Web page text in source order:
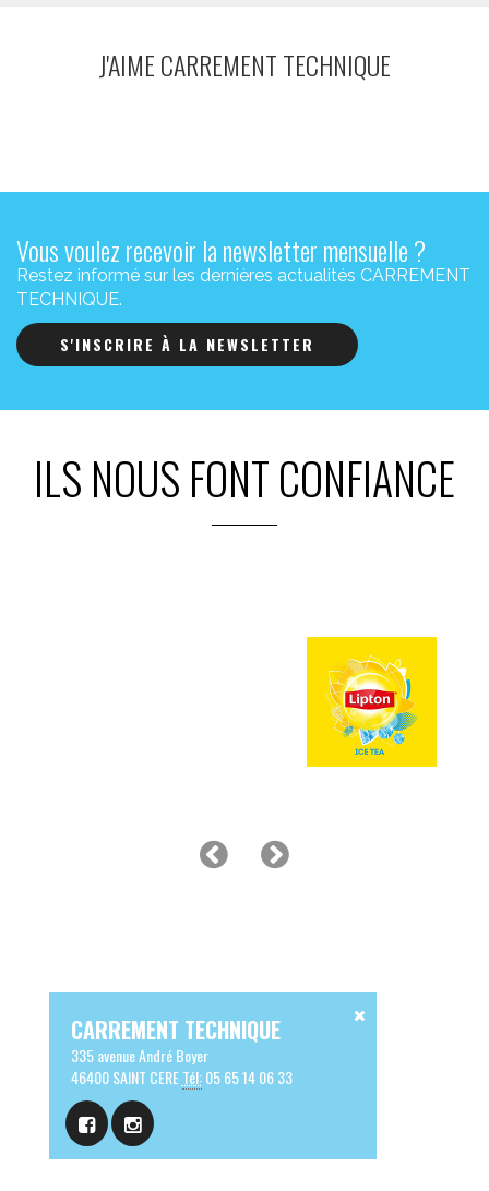
J'AIME CARREMENT TECHNIQUE
Vous voulez recevoir la newsletter mensuelle ?
Restez informé sur les dernières actualités CARREMENT
TECHNIQUE.
S'INSCRIRE À LA NEWSLETTER
ILS NOUS FONT CONFIANCE
CARREMENT TECHNIQUE
335 avenue André Boyer
46400 SAINT CERETél:05 65 14 06 33